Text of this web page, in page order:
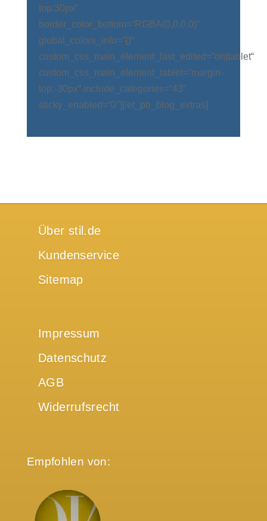
top:30px“
border_color_bottom=“RGBA(0,0,0,0)“
global_colors_info=“{}“
custom_css_main_element_last_edited=“on|tablet“
custom_css_main_element_tablet=“margin-
top:-30px“ include_categories=“43″
sticky_enabled=“0″][/et_pb_blog_extras]
Über stil.de
Kundenservice
Sitemap
Impressum
Datenschutz
AGB
Widerrufsrecht
Empfohlen von: